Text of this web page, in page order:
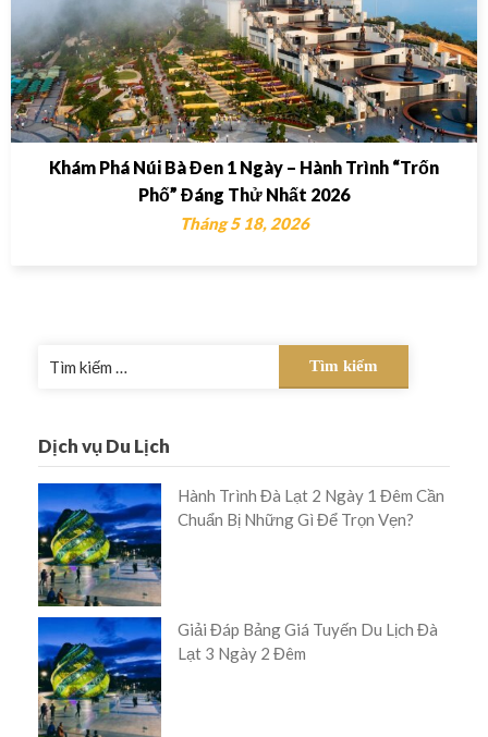
Khám Phá Núi Bà Đen 1 Ngày – Hành Trình “Trốn
Phố” Đáng Thử Nhất 2026
Tháng 5 18, 2026
Dịch vụ Du Lịch
Hành Trình Đà Lạt 2 Ngày 1 Đêm Cần
Chuẩn Bị Những Gì Để Trọn Vẹn?
Giải Đáp Bảng Giá Tuyến Du Lịch Đà
Lạt 3 Ngày 2 Đêm